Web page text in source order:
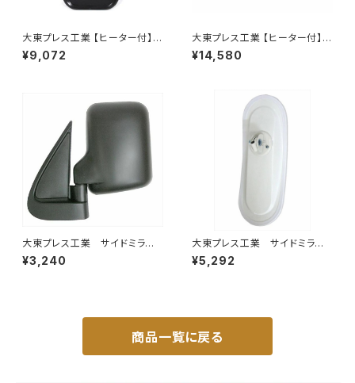
大東プレス工業 【ヒーター付】サ
イドミラー/バックミラーJ08 DI
-7BZ
¥9,072
大東プレス工業 【ヒーター付】
サイドミラー/バックミラー トレ
¥14,580
大東プレス工業 サイドミラー/
バックミラー ダイハツ ハイ
ゼット トラック 左 99年～
¥3,240
大東プレス工業 サイドミラー/
バックミラーH400 小判 DI-
8 DI-8
¥5,292
商品一覧に戻る